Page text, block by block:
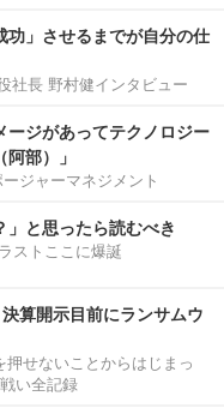
功」させるまでが自分の仕
社長 野村健インタビュー
ージがあってテクノロジー
部）」
ジャーマネジメント
」と思ったら読むべき
ストここに爆誕
算開示目前にランサムウ
せないことからはじまっ
い全記録